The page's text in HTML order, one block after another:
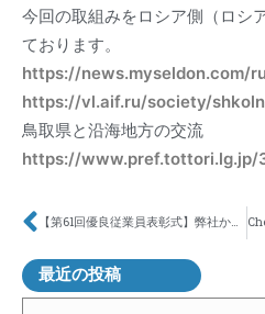
今回の取組みをロシア側（ロシ
ております。
https://news.myseldon.com/
https://vl.aif.ru/society/
鳥取県と沿海地方の交流
https://www.pref.tottori.lg.jp/
【第61回優良従業員表彰式】弊社から5名が受賞しました
最近の投稿